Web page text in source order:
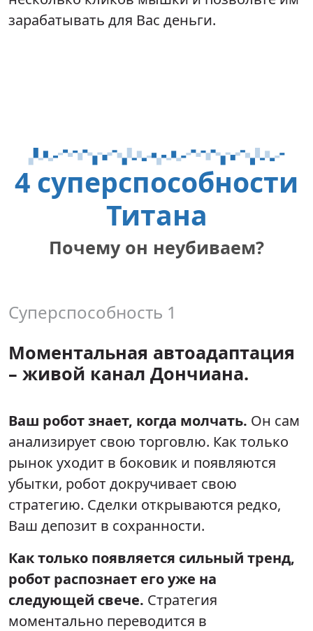
зарабатывать для Вас деньги.
4 суперспособности
Титана
Почему он неубиваем?
Суперспособность 1
Моментальная автоадаптация
– живой канал Дончиана.
Ваш робот знает, когда молчать. Он сам
анализирует свою торговлю. Как только
рынок уходит в боковик и появляются
убытки, робот докручивает свою
стратегию. Сделки открываются редко,
Ваш депозит в сохранности.
Как только появляется сильный тренд,
робот распознает его уже на
следующей свече. Стратегия
моментально переводится в